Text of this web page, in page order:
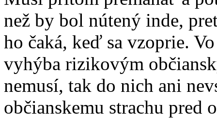
než by bol nútený inde,
ho čaká, keď sa vzoprie.
vyhýba rizikovým
nemusí, tak do nich ani
občianskemu strachu pred